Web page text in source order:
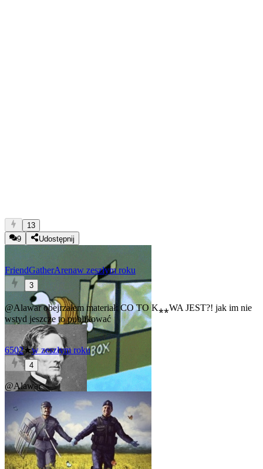
13
9
Udostępnij
FriendGatherArenaw zeszłym roku
3
@Alawarobejrzałem materiał: CO TO K⁎⁎WA JEST?! jak im nie
wstyd jeszcze to publikować
6502★w zeszłym roku
4
@Alawar